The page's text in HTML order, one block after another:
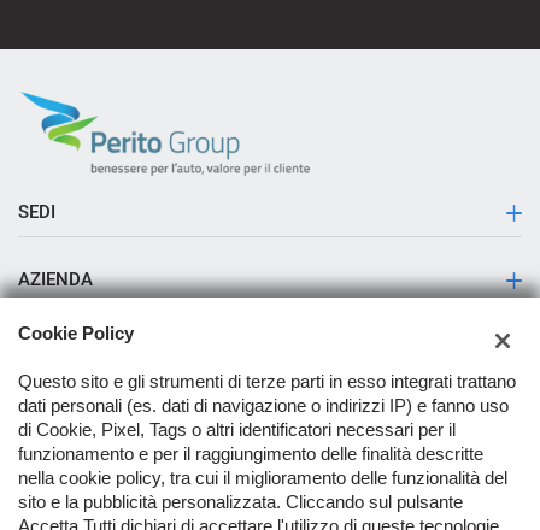
SEDI
AZIENDA
Storia
Contatti
Servizio Pick up & Delivery
Servizio deposito e ritiro veicoli H24
TORNA IN CIMA
Cookie Policy
Questo sito e gli strumenti di terze parti in esso integrati trattano
dati personali (es. dati di navigazione o indirizzi IP) e fanno uso
di Cookie, Pixel, Tags o altri identificatori necessari per il
funzionamento e per il raggiungimento delle finalità descritte
nella cookie policy, tra cui il miglioramento delle funzionalità del
sito e la pubblicità personalizzata. Cliccando sul pulsante
Accetta Tutti dichiari di accettare l'utilizzo di queste tecnologie.